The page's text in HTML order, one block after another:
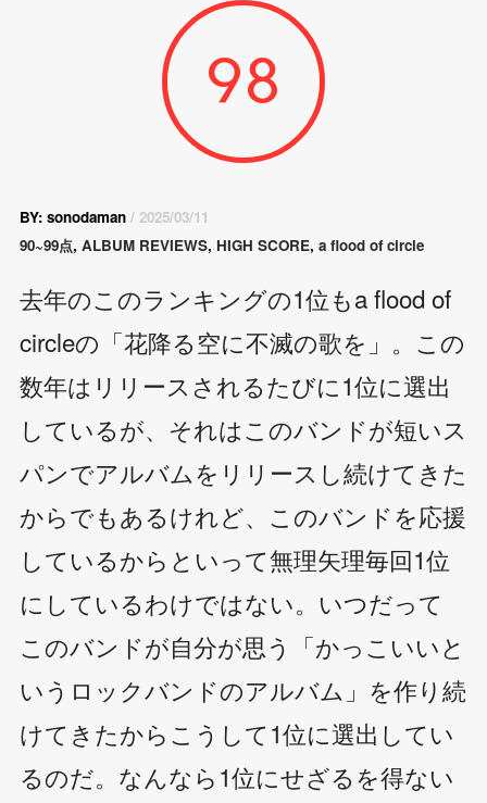
98
BY: sonodaman/ 2025/03/11
90~99点, ALBUM REVIEWS, HIGH SCORE, a flood of circle
去年のこのランキングの1位もa flood of
circleの「花降る空に不滅の歌を」。この
数年はリリースされるたびに1位に選出
しているが、それはこのバンドが短いス
パンでアルバムをリリースし続けてきた
からでもあるけれど、このバンドを応援
しているからといって無理矢理毎回1位
にしているわけではない。いつだって
このバンドが自分が思う「かっこいいと
いうロックバンドのアルバム」を作り続
けてきたからこうして1位に選出してい
るのだ。なんなら1位にせざるを得ない